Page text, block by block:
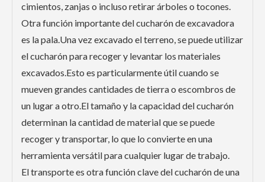
cimientos, zanjas o incluso retirar árboles o tocones.
Otra función importante del cucharón de excavadora
es la pala.Una vez excavado el terreno, se puede utilizar
el cucharón para recoger y levantar los materiales
excavados.Esto es particularmente útil cuando se
mueven grandes cantidades de tierra o escombros de
un lugar a otro.El tamaño y la capacidad del cucharón
determinan la cantidad de material que se puede
recoger y transportar, lo que lo convierte en una
herramienta versátil para cualquier lugar de trabajo.
El transporte es otra función clave del cucharón de una